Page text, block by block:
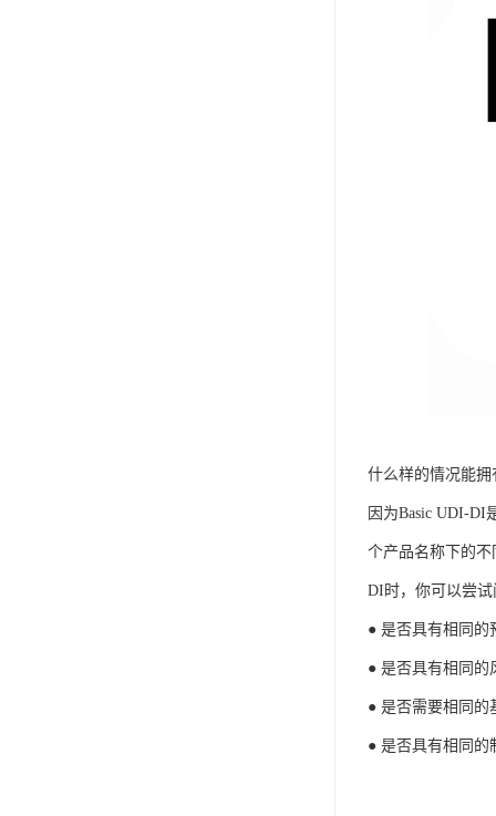
什么样的情况能拥
因为Basic UDI-DI
个产品名称下的
DI时，你可以尝试
● 是否具有相同的
● 是否具有相同的
● 是否需要相同的
● 是否具有相同的